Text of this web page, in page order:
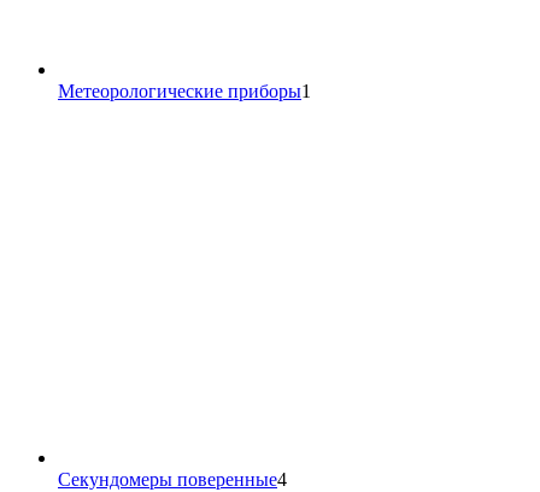
Метеорологические приборы1
Секундомеры поверенные44